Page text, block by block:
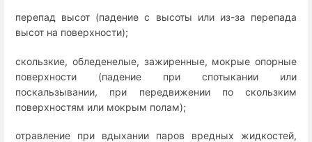
перепад высот (падение с высоты или из-за перепада
высот на поверхности);
скользкие, обледенелые, зажиренные, мокрые опорные
поверхности (падение при спотыкании или
поскальзывании, при передвижении по скользким
поверхностям или мокрым полам);
отравление при вдыхании паров вредных жидкостей,